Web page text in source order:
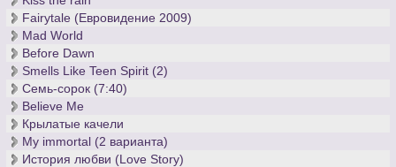
Fairytale (Евровидение 2009)
Mad World
Before Dawn
Smells Like Teen Spirit (2)
Семь-сорок (7:40)
Believe Me
Крылатые качели
My immortal (2 варианта)
История любви (Love Story)